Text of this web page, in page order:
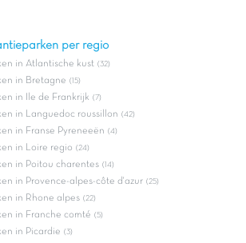
per regio
in Atlantische kust (32)
in Bretagne (15)
in Ile de Frankrijk (7)
in Languedoc roussillon (42)
in Franse Pyreneeën (4)
in Loire regio (24)
in Poitou charentes (14)
in Provence-alpes-côte d'azur (25)
in Rhone alpes (22)
in Franche comté (5)
in Picardie (3)